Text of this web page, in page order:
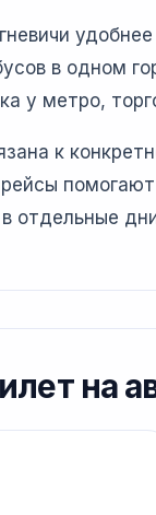
удобнее
в одном
у метро,
к
отдельные
на